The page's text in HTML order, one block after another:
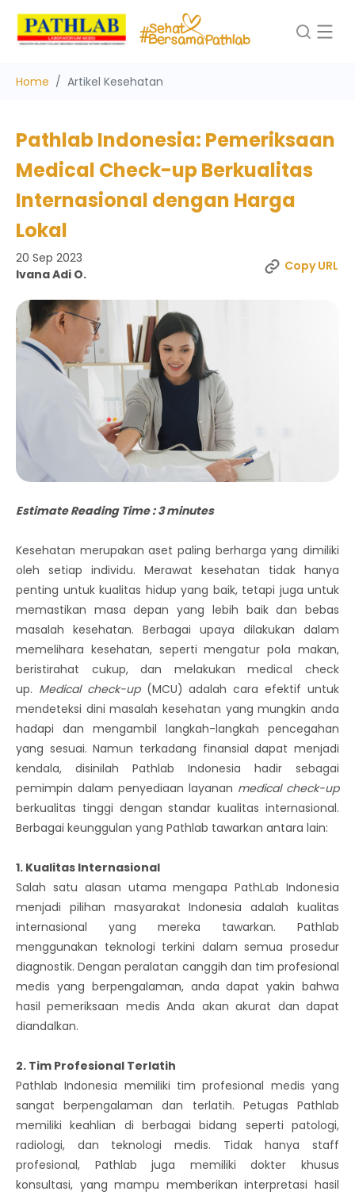
Home Artikel Kesehatan
Pathlab Indonesia: Pemeriksaan
Medical Check-up Berkualitas
Internasional dengan Harga
Lokal
20 Sep 2023
Ivana Adi O.
Copy URL
Estimate Reading Time : 3 minutes
Kesehatan merupakan aset paling berharga yang dimiliki
oleh setiap individu. Merawat kesehatan tidak hanya
penting untuk kualitas hidup yang baik, tetapi juga untuk
memastikan masa depan yang lebih baik dan bebas
masalah kesehatan. Berbagai upaya dilakukan dalam
memelihara kesehatan, seperti mengatur pola makan,
beristirahat cukup, dan melakukan medical check
up. Medical check-up(MCU) adalah cara efektif untuk
mendeteksi dini masalah kesehatan yang mungkin anda
hadapi dan mengambil langkah-langkah pencegahan
yang sesuai. Namun terkadang finansial dapat menjadi
kendala, disinilah Pathlab Indonesia hadir sebagai
pemimpin dalam penyediaan layanan medical check-up
berkualitas tinggi dengan standar kualitas internasional.
Berbagai keunggulan yang Pathlab tawarkan antara lain:
1. Kualitas Internasional
Salah satu alasan utama mengapa PathLab Indonesia
menjadi pilihan masyarakat Indonesia adalah kualitas
internasional yang mereka tawarkan. Pathlab
menggunakan teknologi terkini dalam semua prosedur
diagnostik. Dengan peralatan canggih dan tim profesional
medis yang berpengalaman, anda dapat yakin bahwa
hasil pemeriksaan medis Anda akan akurat dan dapat
diandalkan.
2. Tim Profesional Terlatih
Pathlab Indonesia memiliki tim profesional medis yang
sangat berpengalaman dan terlatih. Petugas Pathlab
memiliki keahlian di berbagai bidang seperti patologi,
radiologi, dan teknologi medis. Tidak hanya staff
profesional, Pathlab juga memiliki dokter khusus
konsultasi, yang mampu memberikan interpretasi hasil